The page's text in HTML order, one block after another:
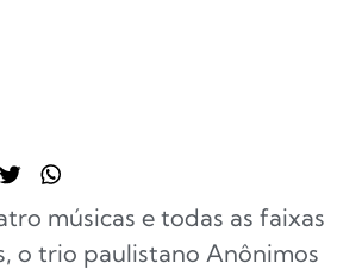
músicas e todas as faixas
o trio paulistano Anônimos